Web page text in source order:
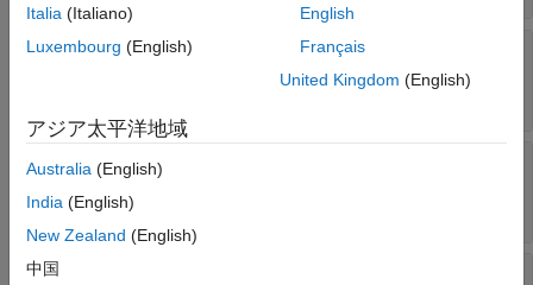
TrailTime—
可視化される地上軌跡の履歴の期
(既定値) | 正のスカラー
LineWidth
幅
1(既定値) |
Italia (Italiano)
Luxembourg (English)
English
Français
United Kingdom (English)
アジア太平洋地域
Australia (English)
India (English)
New Zealand (English)
中国